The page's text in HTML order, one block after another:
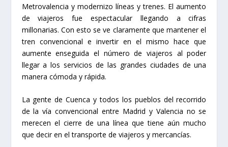
Metrovalencia y modernizo líneas y trenes. El aumento
de viajeros fue espectacular llegando a cifras
millonarias. Con esto se ve claramente que mantener el
tren convencional e invertir en el mismo hace que
aumente enseguida el número de viajeros al poder
llegar a los servicios de las grandes ciudades de una
manera cómoda y rápida.
La gente de Cuenca y todos los pueblos del recorrido
de la vía convencional entre Madrid y Valencia no se
merecen el cierre de una línea que tiene aún mucho
que decir en el transporte de viajeros y mercancías.